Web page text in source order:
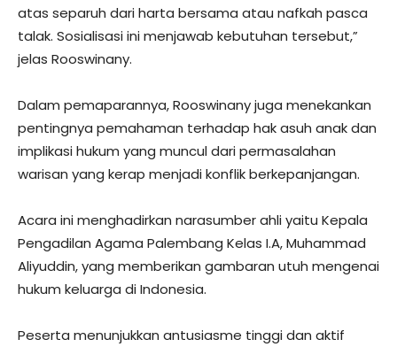
atas separuh dari harta bersama atau nafkah pasca
talak. Sosialisasi ini menjawab kebutuhan tersebut,”
jelas Rooswinany.
Dalam pemaparannya, Rooswinany juga menekankan
pentingnya pemahaman terhadap hak asuh anak dan
implikasi hukum yang muncul dari permasalahan
warisan yang kerap menjadi konflik berkepanjangan.
Acara ini menghadirkan narasumber ahli yaitu Kepala
Pengadilan Agama Palembang Kelas I.A, Muhammad
Aliyuddin, yang memberikan gambaran utuh mengenai
hukum keluarga di Indonesia.
Peserta menunjukkan antusiasme tinggi dan aktif